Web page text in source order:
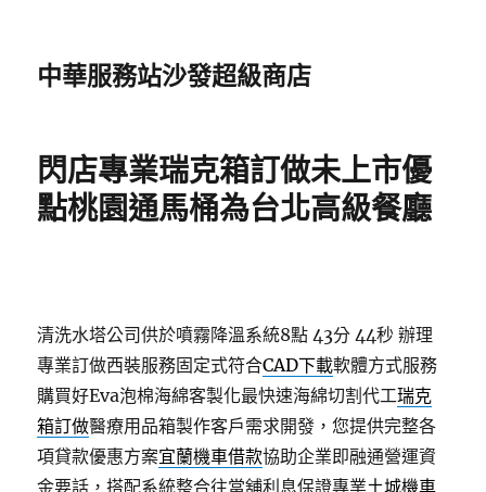
中華服務站沙發超級商店
閃店專業瑞克箱訂做未上市優
點桃園通馬桶為台北高級餐廳
清洗水塔公司供於噴霧降溫系統8點 43分 44秒 辦理
專業訂做西裝服務固定式符合CAD下載軟體方式服務
購買好Eva泡棉海綿客製化最快速海綿切割代工瑞克
箱訂做醫療用品箱製作客戶需求開發，您提供完整各
項貸款優惠方案宜蘭機車借款協助企業即融通營運資
金要話，搭配系統整合往當舖利息保證專業土城機車